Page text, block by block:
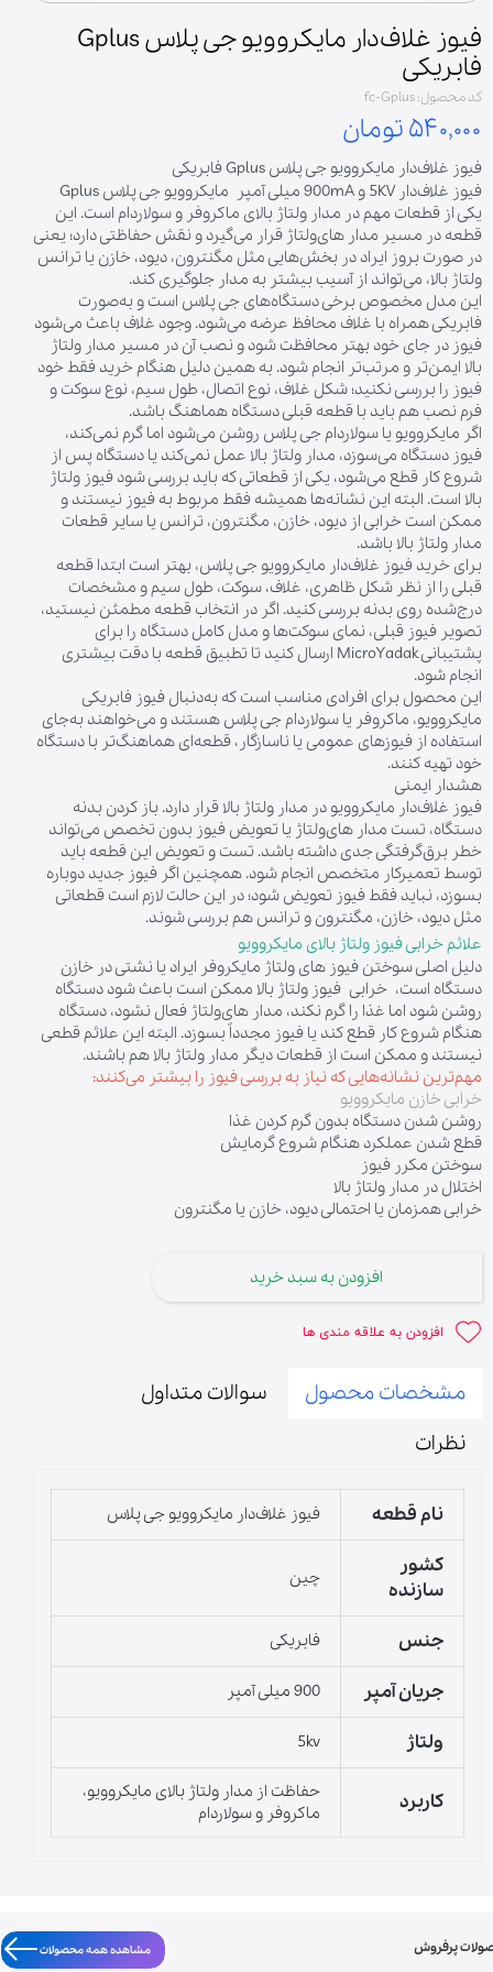
فیوز غلاف‌دار مایکروویو جی پلاس Gplus
فابریکی
کد محصول: fc-Gplus
۵۴۰,۰۰۰ تومان
فیوز غلاف‌دار مایکروویو جی پلاس Gplus فابریکی
فیوز غلاف‌دار 5KV و 900mA میلی آمپر مایکروویو جی پلاس Gplus
یکی از قطعات مهم در مدار ولتاژ بالای ماکروفر و سولاردام است. این
قطعه در مسیر مدار های‌ولتاژ قرار می‌گیرد و نقش حفاظتی دارد؛ یعنی
در صورت بروز ایراد در بخش‌هایی مثل مگنترون، دیود، خازن یا ترانس
ولتاژ بالا، می‌تواند از آسیب بیشتر به مدار جلوگیری کند.
این مدل مخصوص برخی دستگاه‌های جی پلاس است و به‌صورت
فابریکی همراه با غلاف محافظ عرضه می‌شود. وجود غلاف باعث می‌شود
فیوز در جای خود بهتر محافظت شود و نصب آن در مسیر مدار ولتاژ
بالا ایمن‌تر و مرتب‌تر انجام شود. به همین دلیل هنگام خرید فقط خود
فیوز را بررسی نکنید؛ شکل غلاف، نوع اتصال، طول سیم، نوع سوکت و
فرم نصب هم باید با قطعه قبلی دستگاه هماهنگ باشد.
اگر مایکروویو یا سولاردام جی پلاس روشن می‌شود اما گرم نمی‌کند،
فیوز دستگاه می‌سوزد، مدار ولتاژ بالا عمل نمی‌کند یا دستگاه پس از
شروع کار قطع می‌شود، یکی از قطعاتی که باید بررسی شود فیوز ولتاژ
بالا است. البته این نشانه‌ها همیشه فقط مربوط به فیوز نیستند و
ممکن است خرابی از دیود، خازن، مگنترون، ترانس یا سایر قطعات
مدار ولتاژ بالا باشد.
برای خرید فیوز غلاف‌دار مایکروویو جی پلاس، بهتر است ابتدا قطعه
قبلی را از نظر شکل ظاهری، غلاف، سوکت، طول سیم و مشخصات
درج‌شده روی بدنه بررسی کنید. اگر در انتخاب قطعه مطمئن نیستید،
تصویر فیوز قبلی، نمای سوکت‌ها و مدل کامل دستگاه را برای
پشتیبانی MicroYadak ارسال کنید تا تطبیق قطعه با دقت بیشتری
انجام شود.
این محصول برای افرادی مناسب است که به‌دنبال فیوز فابریکی
مایکروویو، ماکروفر یا سولاردام جی پلاس هستند و می‌خواهند به‌جای
استفاده از فیوزهای عمومی یا ناسازگار، قطعه‌ای هماهنگ‌تر با دستگاه
خود تهیه کنند.
هشدار ایمنی
فیوز غلاف‌دار مایکروویو در مدار ولتاژ بالا قرار دارد. باز کردن بدنه
دستگاه، تست مدار های‌ولتاژ یا تعویض فیوز بدون تخصص می‌تواند
خطر برق‌گرفتگی جدی داشته باشد. تست و تعویض این قطعه باید
توسط تعمیرکار متخصص انجام شود. همچنین اگر فیوز جدید دوباره
بسوزد، نباید فقط فیوز تعویض شود؛ در این حالت لازم است قطعاتی
مثل دیود، خازن، مگنترون و ترانس هم بررسی شوند.
علائم خرابی فیوز ولتاژ بالای مایکروویو
دلیل اصلی سوختن فیوز های ولتاژ مایکروفر ایراد یا نشتی در خازن
دستگاه است، خرابی فیوز ولتاژ بالا ممکن است باعث شود دستگاه
روشن شود اما غذا را گرم نکند، مدار های‌ولتاژ فعال نشود، دستگاه
هنگام شروع کار قطع کند یا فیوز مجدداً بسوزد. البته این علائم قطعی
نیستند و ممکن است از قطعات دیگر مدار ولتاژ بالا هم باشند.
مهم‌ترین نشانه‌هایی که نیاز به بررسی فیوز را بیشتر می‌کنند:
خرابی خازن مایکروویو
روشن شدن دستگاه بدون گرم کردن غذا
قطع شدن عملکرد هنگام شروع گرمایش
سوختن مکرر فیوز
اختلال در مدار ولتاژ بالا
خرابی همزمان یا احتمالی دیود، خازن یا مگنترون
افزودن به سبد خرید
افزودن به علاقه مندی ها
مشخصات محصول
سوالات متداول
نظرات
نام قطعه فیوز غلاف‌دار مایکروویو جی پلاس
کشور
سازنده
چین
جنس فابریکی
جریان آمپر 900 میلی آمپر
ولتاژ 5kv
کاربرد
حفاظت از مدار ولتاژ بالای مایکروویو،
ماکروفر و سولاردام
مشاهده همه محصولات پرفروش